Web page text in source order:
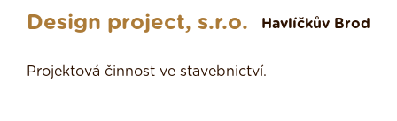
Design project, s.r.o. Havlíčkův Brod
Projektová činnost ve stavebnictví.